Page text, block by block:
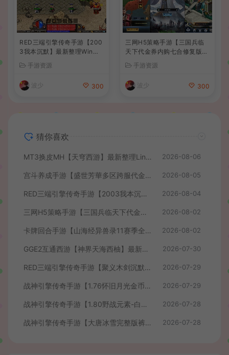
RED三端引擎传奇手游【200
3我本沉默】最新整理Win系
服务端+安卓苹果PC三端+详
细搭建教程
手游资源
波少 300
三网H5策略手游【三国兵临
天下代金券内购七合修复版】
最新整理单机一键即玩镜像端
+Linux手工服务端+管理后台
+GM授权后台+简易安卓客户
端+详细搭建教程+视频教程
手游资源
波少 300
猜你喜欢
MT3换皮MH【天穹西游】最新整理Linux手工服务端+安卓苹果双端+GM后台+详细搭建教程+全套源码+视频教程 2026-08-06
宫斗养成手游【盛世芳華多区跨服代金券本地优化版】最新整理单机一键即玩端+Linux手工服务端+CDK授权后台+安卓+详细搭建教程 2026-08-05
RED三端引擎传奇手游【2003我本沉默】最新整理Win系服务端+安卓苹果PC三端+详细搭建教程 2026-08-04
三网H5策略手游【三国兵临天下代金券内购七合修复版】最新整理单机一键即玩镜像端+Linux手工服务端+管理后台+GM授权后台+简易安卓客户端+详细搭建教程+视频教程 2026-08-02
卡牌回合手游【山海经异兽录11赛季全人物代金券内购版】最新整理WIN系服务端+授权GM后台+管理后台+热更修改工具+安卓+详细搭建教程 2026-08-02
GGE2互通西游【神界天海西柚】最新整理Win系服务端+安卓苹果PC三端+内置GM工具+全套源码+详细搭建教程+视频教程 2026-07-30
RED三端引擎传奇手游【聚义木剑沉默高仿嘟嘟沉默】最新整理Win系服务端+安卓苹果PC三端+详细搭建教程 2026-07-29
战神引擎传奇手游【1.76怀旧月光金币版】最新整理Win系复古服务端+安卓苹果双端+GM授权物品后台+详细搭建教程 2026-07-29
战神引擎传奇手游【1.80野战元素-白猪7.2免授权】最新整理Win系特色服务端+安卓+GM授权物品后台+详细搭建教程 2026-07-28
战神引擎传奇手游【大唐冰雪完整版裤衩7.0免授权】最新整理Win系特色服务端+GM授权后台+安卓苹果双端+详细搭建教程 2026-07-28